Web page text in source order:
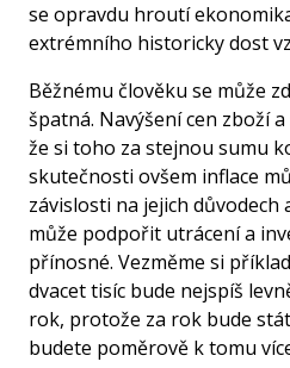
se opravdu hroutí
extrémního historicky dost
Běžnému člověku se může
špatná. Navýšení cen zboží
že si toho za stejnou sumu
skutečnosti ovšem inflace
závislosti na jejich důvodech
může podpořit utrácení a
přínosné. Vezměme si
dvacet tisíc bude nejspíš
rok, protože za rok bude
budete poměrově k tomu